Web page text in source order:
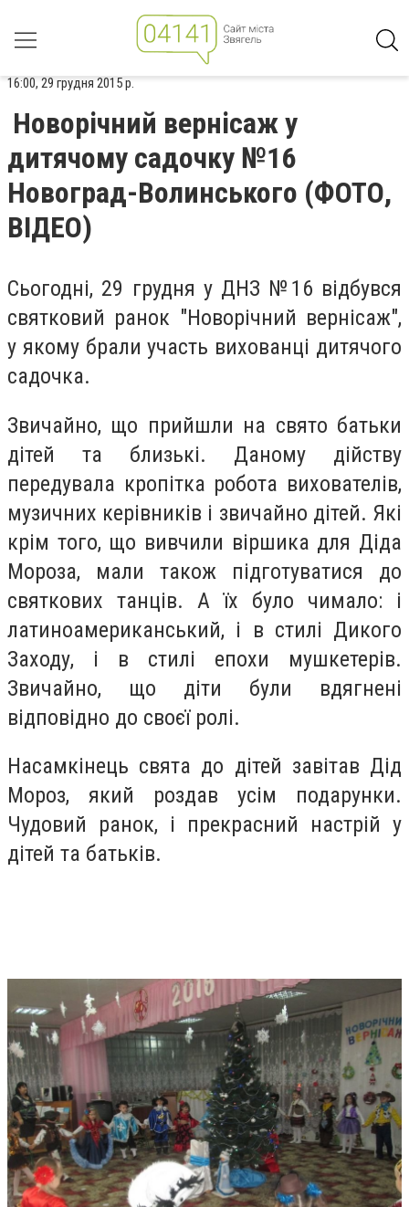
16:00, 29 грудня 2015 р.
Новорічний вернісаж у
дитячому садочку №16
Новоград-Волинського (ФОТО,
ВІДЕО)
Сьогодні, 29 грудня у ДНЗ №16 відбувся
святковий ранок "Новорічний вернісаж",
у якому брали участь вихованці дитячого
садочка.
Звичайно, що прийшли на свято батьки
дітей та близькі. Даному дійству
передувала кропітка робота вихователів,
музичних керівників і звичайно дітей. Які
крім того, що вивчили віршика для Діда
Мороза, мали також підготуватися до
святкових танців. А їх було чимало: і
латиноамериканський, і в стилі Дикого
Заходу, і в стилі епохи мушкетерів.
Звичайно, що діти були вдягнені
відповідно до своєї ролі.
Насамкінець свята до дітей завітав Дід
Мороз, який роздав усім подарунки.
Чудовий ранок, і прекрасний настрій у
дітей та батьків.